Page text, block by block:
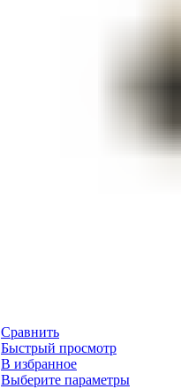
Сравнить
Быстрый просмотр
В избранное
Выберите параметры